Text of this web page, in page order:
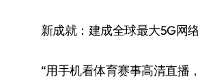
新成就：建成全球最大5G网
“用手机看体育赛事高清直播